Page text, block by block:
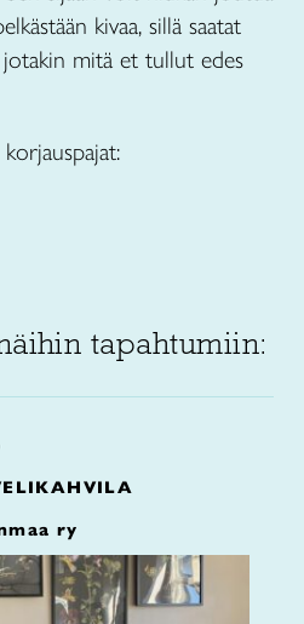
kivaa, sillä saatat
mitä et tullut edes
tapahtumiin:
ry